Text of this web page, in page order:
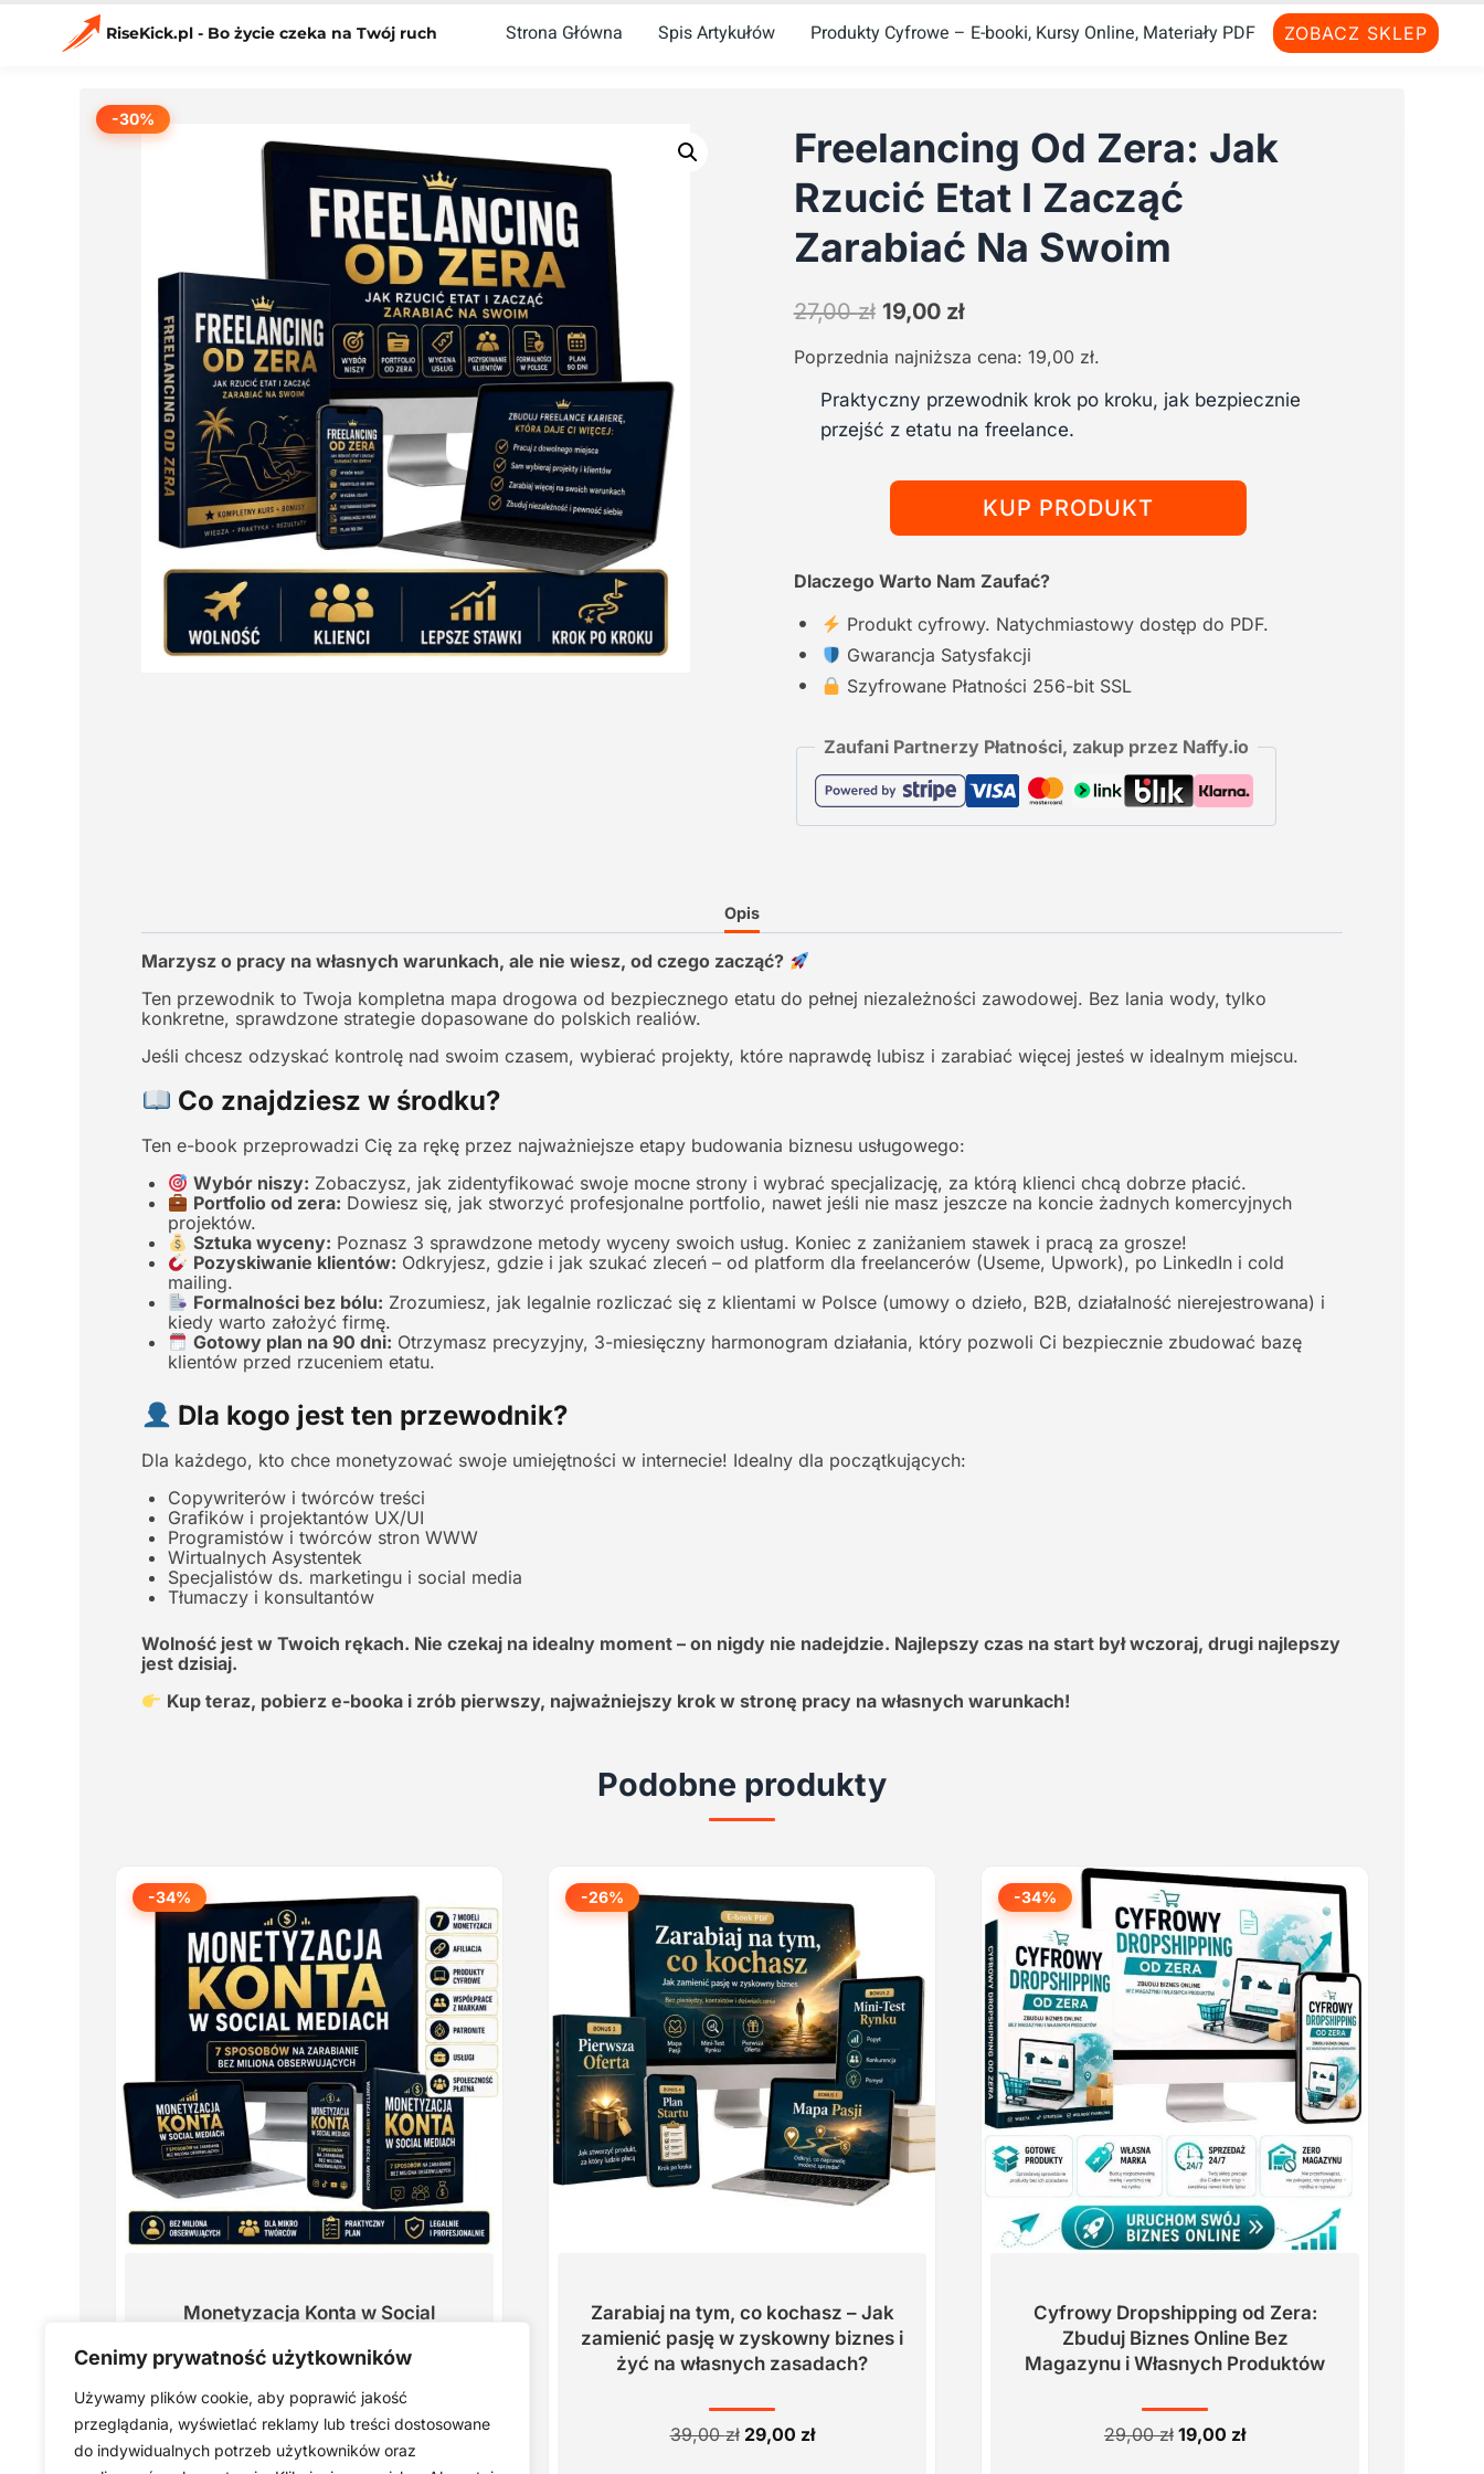
Cenimy prywatność użytkowników
Używamy plików cookie, aby poprawić jakość
przeglądania, wyświetlać reklamy lub treści dostosowane
do indywidualnych potrzeb użytkowników oraz
RiseKick.pl - Bo życie czeka na Twój ruch Strona Główna Spis Artykułów Produkty Cyfrowe – E-booki, Kursy Online, Materiały PDF ZOBACZ SKLEP
-30%
Freelancing Od Zera: Jak
Rzucić Etat I Zacząć
Zarabiać Na Swoim
27,00zł Pierwotna
wynosiła:
19,00 złAktualna
wynosi:
19,00 zł.
Poprzednia najniższa cena: 19,00 zł.
Praktyczny przewodnik krok po kroku, jak bezpiecznie
przejść z etatu na freelance.
KUP PRODUKT
Dlaczego Warto Nam Zaufać?
Produkt cyfrowy. Natychmiastowy dostęp do PDF.
Gwarancja Satysfakcji
Szyfrowane Płatności 256-bit SSL
Zaufani Partnerzy Płatności, zakup przez Naffy.io
Opis
Marzysz o pracy na własnych warunkach, ale nie wiesz, od czego zacząć?
Ten przewodnik to Twoja kompletna mapa drogowa od bezpiecznego etatu do pełnej niezależności zawodowej. Bez lania wody, tylko
konkretne, sprawdzone strategie dopasowane do polskich realiów.
Jeśli chcesz odzyskać kontrolę nad swoim czasem, wybierać projekty, które naprawdę lubisz i zarabiać więcej jesteś w idealnym miejscu.
Co znajdziesz w środku?
Ten e-book przeprowadzi Cię za rękę przez najważniejsze etapy budowania biznesu usługowego:
Wybór niszy: Zobaczysz, jak zidentyfikować swoje mocne strony i wybrać specjalizację, za którą klienci chcą dobrze płacić.
Portfolio od zera: Dowiesz się, jak stworzyć profesjonalne portfolio, nawet jeśli nie masz jeszcze na koncie żadnych komercyjnych
projektów.
Sztuka wyceny: Poznasz 3 sprawdzone metody wyceny swoich usług. Koniec z zaniżaniem stawek i pracą za grosze!
Pozyskiwanie klientów: Odkryjesz, gdzie i jak szukać zleceń – od platform dla freelancerów (Useme, Upwork), po LinkedIn i cold
mailing.
Formalności bez bólu: Zrozumiesz, jak legalnie rozliczać się z klientami w Polsce (umowy o dzieło, B2B, działalność nierejestrowana) i
kiedy warto założyć firmę.
Gotowy plan na 90 dni: Otrzymasz precyzyjny, 3-miesięczny harmonogram działania, który pozwoli Ci bezpiecznie zbudować bazę
klientów przed rzuceniem etatu.
Dla kogo jest ten przewodnik?
Dla każdego, kto chce monetyzować swoje umiejętności w internecie! Idealny dla początkujących:
Copywriterów i twórców treści
Grafików i projektantów UX/UI
Programistów i twórców stron WWW
Wirtualnych Asystentek
Specjalistów ds. marketingu i social media
Tłumaczy i konsultantów
Wolność jest w Twoich rękach. Nie czekaj na idealny moment – on nigdy nie nadejdzie. Najlepszy czas na start był wczoraj, drugi najlepszy
jest dzisiaj.
Kup teraz, pobierz e-booka i zrób pierwszy, najważniejszy krok w stronę pracy na własnych warunkach!
Podobne produkty
-34%
Monetyzacja Konta w Social
Zarabianie Bez Miliona
Obserwujących
29,00zł Pierwotna
cena
19,00złAktualna
cena
-26%
Zarabiaj na tym, co kochasz – Jak
zamienić pasję w zyskowny biznes i
żyć na własnych zasadach?
39,00zł Pierwotna
29,00 złAktualna
-34%
Cyfrowy Dropshipping od Zera:
Zbuduj Biznes Online Bez
Magazynu i Własnych Produktów
29,00zł Pierwotna
19,00 złAktualna